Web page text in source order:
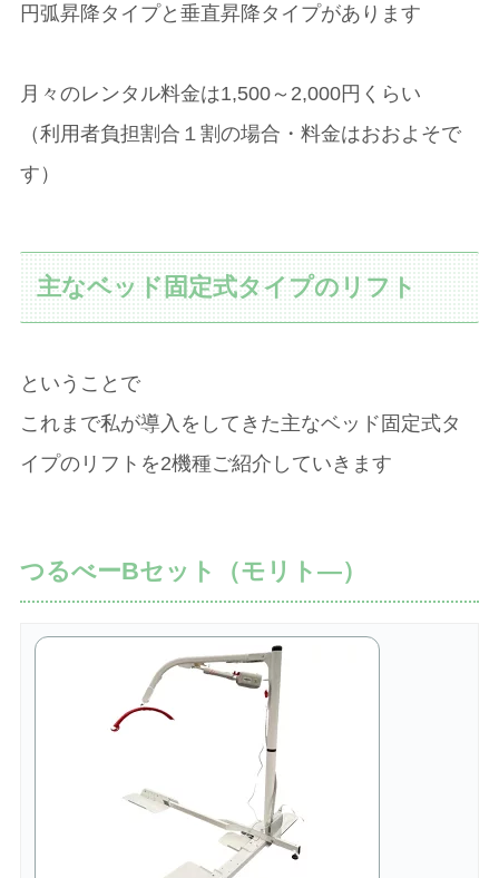
円弧昇降タイプと垂直昇降タイプがあります
月々のレンタル料金は1,500～2,000円くらい
（利用者負担割合１割の場合・料金はおおよそで
す）
主なベッド固定式タイプのリフト
ということで
これまで私が導入をしてきた主なベッド固定式タ
イプのリフトを2機種ご紹介していきます
つるべーBセット（モリト―）